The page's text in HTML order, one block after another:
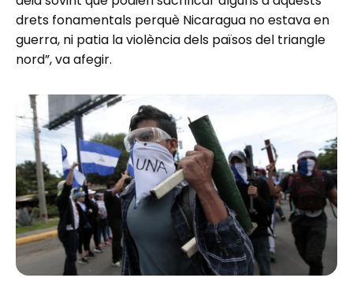
drets fonamentals perquè Nicaragua no estava en
guerra, ni patia la violència dels països del triangle
nord”, va afegir.